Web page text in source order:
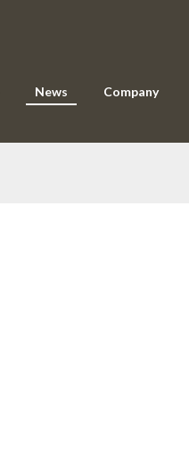
News Company